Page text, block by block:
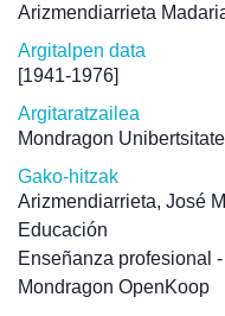
Arizmendiarrieta
Argitalpen data
[1941-1976]
Argitaratzailea
Mondragon
Gako-hitzak
Arizmendiarrieta, José
Educación
Enseñanza profesional
Mondragon OpenKoop